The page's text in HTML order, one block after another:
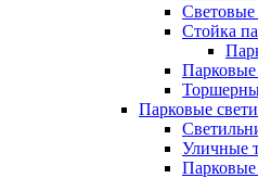
Стойка
Парковые
Уличные